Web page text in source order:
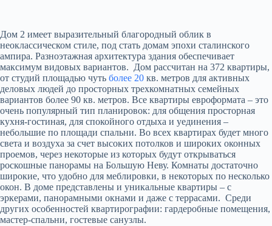
Дом 2 имеет выразительный благородный облик в
неоклассическом стиле, под стать домам эпохи сталинского
ампира. Разноэтажная архитектура здания обеспечивает
максимум видовых вариантов. Дом рассчитан на 372 квартиры,
от студий площадью чуть более 20 кв. метров для активных
деловых людей до просторных трехкомнатных семейных
вариантов более 90 кв. метров. Все квартиры евроформата – это
очень популярный тип планировок: для общения просторная
кухня-гостиная, для спокойного отдыха и уединения –
небольшие по площади спальни. Во всех квартирах будет много
света и воздуха за счет высоких потолков и широких оконных
проемов, через некоторые из которых будут открываться
роскошные панорамы на Большую Неву. Комнаты достаточно
широкие, что удобно для меблировки, в некоторых по несколько
окон. В доме представлены и уникальные квартиры – с
эркерами, панорамными окнами и даже с террасами. Среди
других особенностей квартирографии: гардеробные помещения,
мастер-спальни, гостевые санузлы.